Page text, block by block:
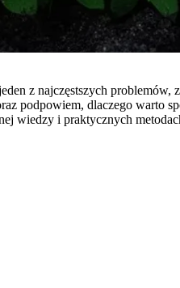
z najczęstszych
podpowiem, dlaczego warto
wiedzy i praktycznych